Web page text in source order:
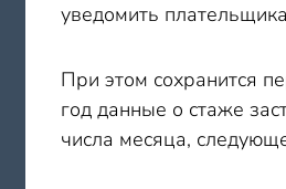
уведомить
При этом сохранится
год данные о стаже
числа месяца,